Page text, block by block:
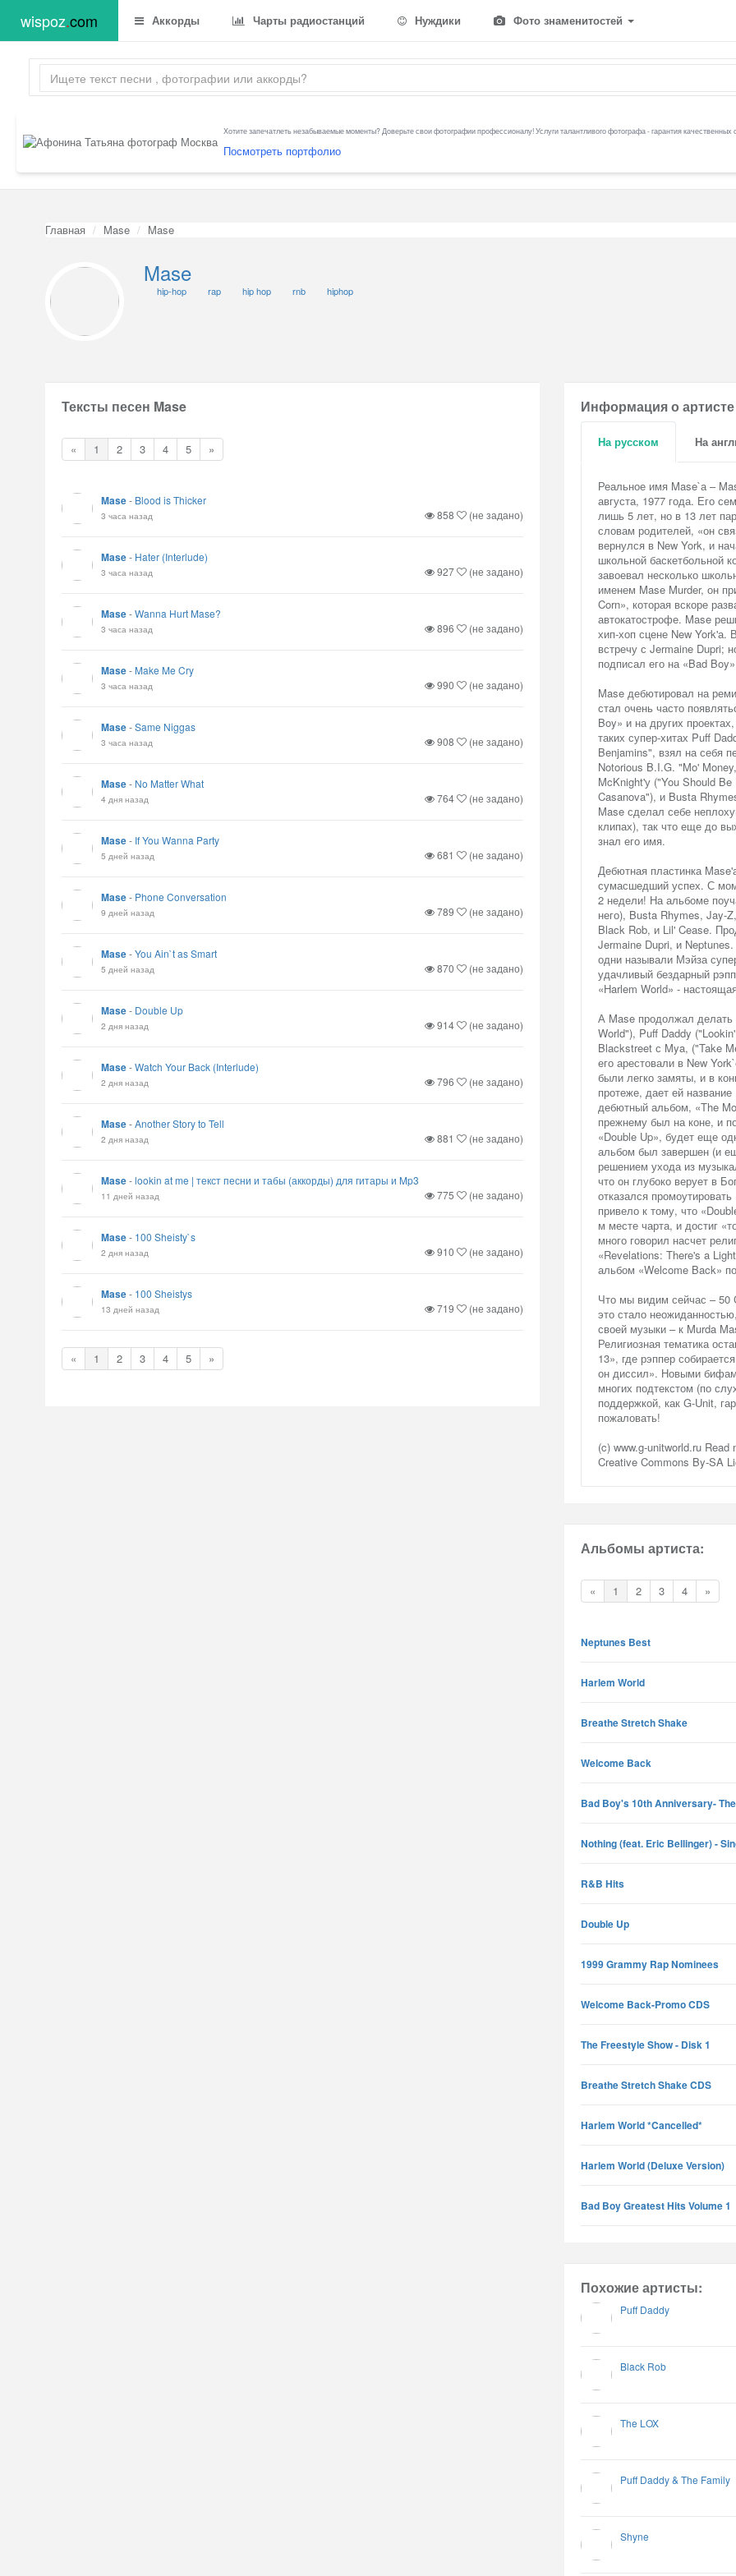
wispoz.com Аккорды Чарты радиостанций Нуждики Фото знаменитостей
Хотите запечатлеть незабываемые моменты? Доверьте свои фотографии профессионалу! Услуги талантливого фотографа - гарантия качественных
Посмотреть портфолио
Главная Mase Mase
Mase
hip-hop rap hip hop rnb hiphop
Тексты песен Mase
« 1 2 3 4 5 »
Mase- Blood is Thicker
3 часа назад 858 (не задано)
Mase- Hater (Interlude)
3 часа назад 927 (не задано)
Mase-Wanna Hurt Mase?
3 часа назад 896 (не задано)
Mase- Make Me Cry
3 часа назад 990 (не задано)
Mase-Same Niggas
3 часа назад 908 (не задано)
Mase- No Matter What
4 дня назад 764 (не задано)
Mase- If You Wanna Party
5 дней назад 681 (не задано)
Mase- Phone Conversation
9 дней назад 789 (не задано)
Mase-You Ain`t as Smart
5 дней назад 870 (не задано)
Mase- Double Up
2 дня назад 914 (не задано)
Mase-Watch Your Back (Interlude)
2 дня назад 796 (не задано)
Mase-Another Story to Tell
2 дня назад 881 (не задано)
Mase-lookin at me | текст песни и табы (аккорды) для гитары и Mp3
11 дней назад 775 (не задано)
Mase- 100 Sheisty`s
2 дня назад 910 (не задано)
Mase- 100 Sheistys
13 дней назад 719 (не задано)
« 1 2 3 4 5 »
Информация о артисте
На русском На
Реальное имя Mase`а –
августа, 1977 года. Его
лишь 5 лет, но в 13 лет
словам родителей, «он
вернулся в New York, и
школьной баскетбольной
завоевал несколько
именем Mase Murder, он
Corn», которая вскоре
автокатострофе. Mase
хип-хоп сцене New York'а.
встречу с Jermaine Dupri;
подписал его на «Bad
Mase дебютировал на
стал очень часто
Boy» и на других
таких супер-хитах Puff
Benjamins", взял на себя
Notorious B.I.G. "Mo'
McKnight'у ("You Should
Casanova"), и Busta
Mase сделал себе
клипах), так что еще до
знал его имя.
Дебютная пластинка
сумасшедший успех. С
2 недели! На альбоме
него), Busta Rhymes, Jay-
Black Rob, и Lil' Cease.
Jermaine Dupri, и
одни называли Мэйза
удачливый бездарный
«Harlem World» -
А Mase продолжал делать
World"), Puff Daddy
Blackstreet с Mya, ("Take
его арестовали в New
были легко замяты, и в
протеже, дает ей
дебютный альбом, «The
прежнему был на коне, и
«Double Up», будет еще
альбом был завершен (и
решением ухода из
что он глубоко верует в
отказался
привело к тому, что
м месте чарта, и достиг
много говорил насчет
«Revelations: There's a
альбом «Welcome Back»
Что мы видим сейчас – 50
это стало
своей музыки – к Murda
Религиозная тематика
13», где рэппер
он диссил». Новыми
многих подтекстом (по
поддержкой, как G-Unit,
пожаловать!
(c) www.g-unitworld.ru
Creative Commons By-SA
Альбомы артиста:
« 1 2 3 4 »
Neptunes Best
Harlem World
Breathe Stretch Shake
Welcome Back
Bad Boy's 10th Anniversary-
Nothing (feat. Eric Bellinger) -
R&B Hits
Double Up
1999 Grammy Rap Nominees
Welcome Back-Promo CDS
The Freestyle Show - Disk 1
Breathe Stretch Shake CDS
Harlem World *Cancelled*
Harlem World (Deluxe Version)
Bad Boy Greatest Hits Volume 1
Похожие артисты:
Puff Daddy
Black Rob
The LOX
Puff Daddy & The Family
Shyne